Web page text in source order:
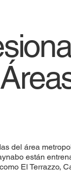
del área
están
El Terrazzo,